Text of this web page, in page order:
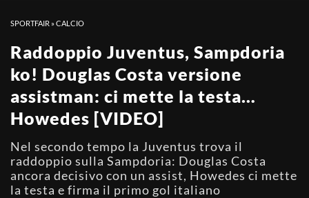
SPORTFAIR »CALCIO
Raddoppio Juventus, Sampdoria
ko! Douglas Costa versione
assistman: ci mette la testa…
Howedes [VIDEO]
Nel secondo tempo la Juventus trova il
raddoppio sulla Sampdoria: Douglas Costa
ancora decisivo con un assist, Howedes ci mette
la testa e firma il primo gol italiano